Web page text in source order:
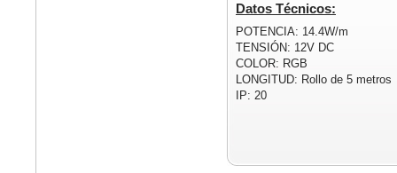
Datos Técnicos:
POTENCIA: 14.4W/m
TENSIÓN: 12V DC
COLOR: RGB
LONGITUD: Rollo de 5 metros
IP: 20